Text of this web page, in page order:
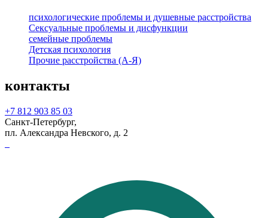
психологические проблемы и душевные расстройства
Сексуальные проблемы и дисфункции
семейные проблемы
Детская психология
Прочие расстройства (А-Я)
контакты
+7 812 903 85 03
Санкт-Петербург,
пл. Александра Невского, д. 2